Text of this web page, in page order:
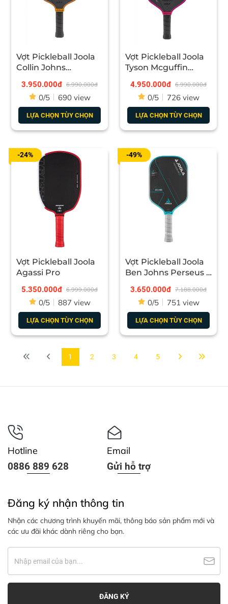
Vợt Pickleball Joola
Collin Johns
3.950.000đ 6.990.000đ
0/5 690 view
LỰA CHỌN TÙY CHỌN
Vợt Pickleball Joola
Tyson Mcguffin
4.950.000đ 6.990.000đ
0/5 726 view
LỰA CHỌN TÙY CHỌN
Vợt Pickleball Joola
Agassi Pro
5.350.000đ 6.999.000đ
-24%
0/5 887 view
LỰA CHỌN TÙY CHỌN
Vợt Pickleball Joola
Ben Johns Perseus 3
3.650.000đ 7.188.000đ
-49%
0/5 751 view
LỰA CHỌN TÙY CHỌN
1 2 3 4 5
Hotline
0886 889 628
Email
Gửi hỗ trợ
Đăng ký nhận thông tin
Nhận các chương trình khuyến mãi, thông báo sản phẩm mới và
các ưu đãi khác dành riêng cho bạn.